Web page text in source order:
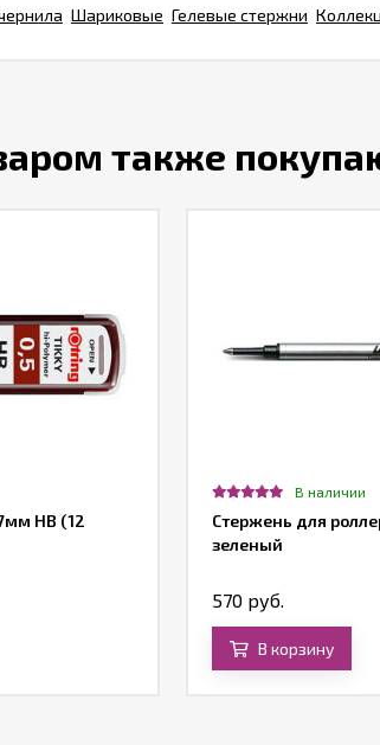
Шариковые Гелевые стержни
также
HB (12
В наличии
Стержень для
зеленый
570 руб.
В корзину